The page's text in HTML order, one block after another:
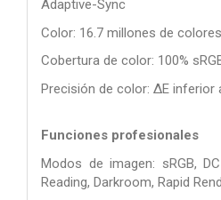
Adaptive-Sync
Color: 16.7 millones de colores
Cobertura de color: 100%
Precisión de color: ΔE inferior
Funciones profesionales
Modos de imagen: sRGB,
Reading, Darkroom, Rapid